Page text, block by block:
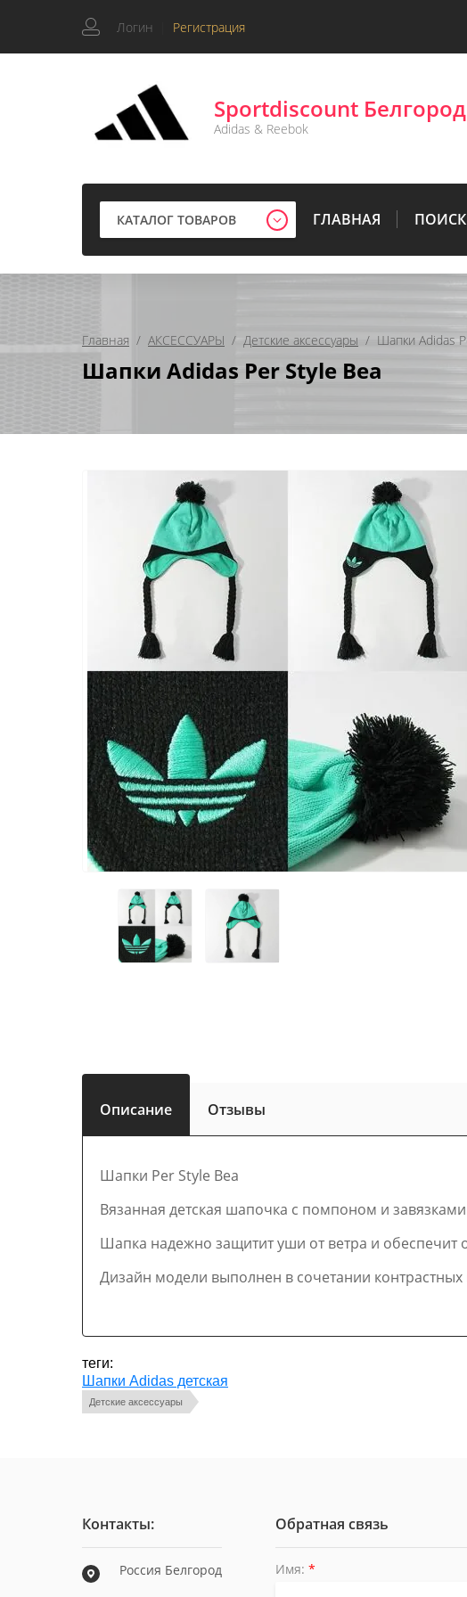
Логин Регистрация
Sportdiscount Белгород
Adidas & Reebok
КАТАЛОГ ТОВАРОВ ГЛАВНАЯ ПОИСК
Главная
  /
АКСЕССУАРЫ
  /
Детские аксессуары
/  Шапки Adidas
Шапки Adidas Per Style Bea
Описание Отзывы
Шапки Per Style Bea
Вязанная детская шапочка с помпоном и
Шапка надежно защитит уши от ветра и обеспечит
Дизайн модели выполнен в сочетании
теги:
Шапки Adidas детская
Детские аксессуары
Контакты:
Россия Белгород
Обратная связь
Имя: *